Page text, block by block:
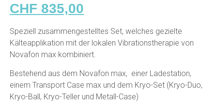
CHF 835,00
Speziell zusammengestelltes Set, welches gezielte
Kälteapplikation mit der lokalen Vibrationstherapie von
Novafon max kombiniert.
Bestehend aus dem Novafon max, einer Ladestation,
einem Transport Case max und dem Kryo-Set (Kryo-Duo,
Kryo-Ball, Kryo-Teller und Metall-Case)